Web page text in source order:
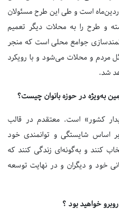
است و طی این طرح مسئولان
و طرح را به محلات دیگر تعمیم
جوامع محلی است که منجر
مردم و محلات می‌شود و با رویکرد
شد.
به‌ویژه در حوزه بانوان چیست؟
کشور» است. معتقدم در قالب
بر اساس شایستگی و توانمندی خود
کنند و به‌گونه‌ای زندگی کنند که
خود و دیگران و در نهایت توسعه
خواهید بود ؟